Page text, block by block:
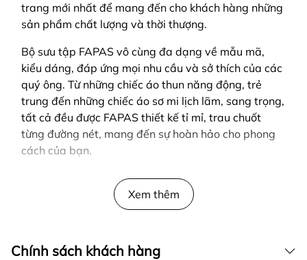
trang mới nhất để mang đến cho khách hàng những
sản phẩm chất lượng và thời thượng.
Bộ sưu tập FAPAS vô cùng đa dạng về mẫu mã,
kiểu dáng, đáp ứng mọi nhu cầu và sở thích của các
quý ông. Từ những chiếc áo thun năng động, trẻ
trung đến những chiếc áo sơ mi lịch lãm, sang trọng,
tất cả đều được FAPAS thiết kế tỉ mỉ, trau chuốt
từng đường nét, mang đến sự hoàn hảo cho phong
cách của bạn.
SẢN PHẨM ĐƯỢC THIẾT KẾ BỞI FAPAS
Xem thêm
Chính sách khách hàng